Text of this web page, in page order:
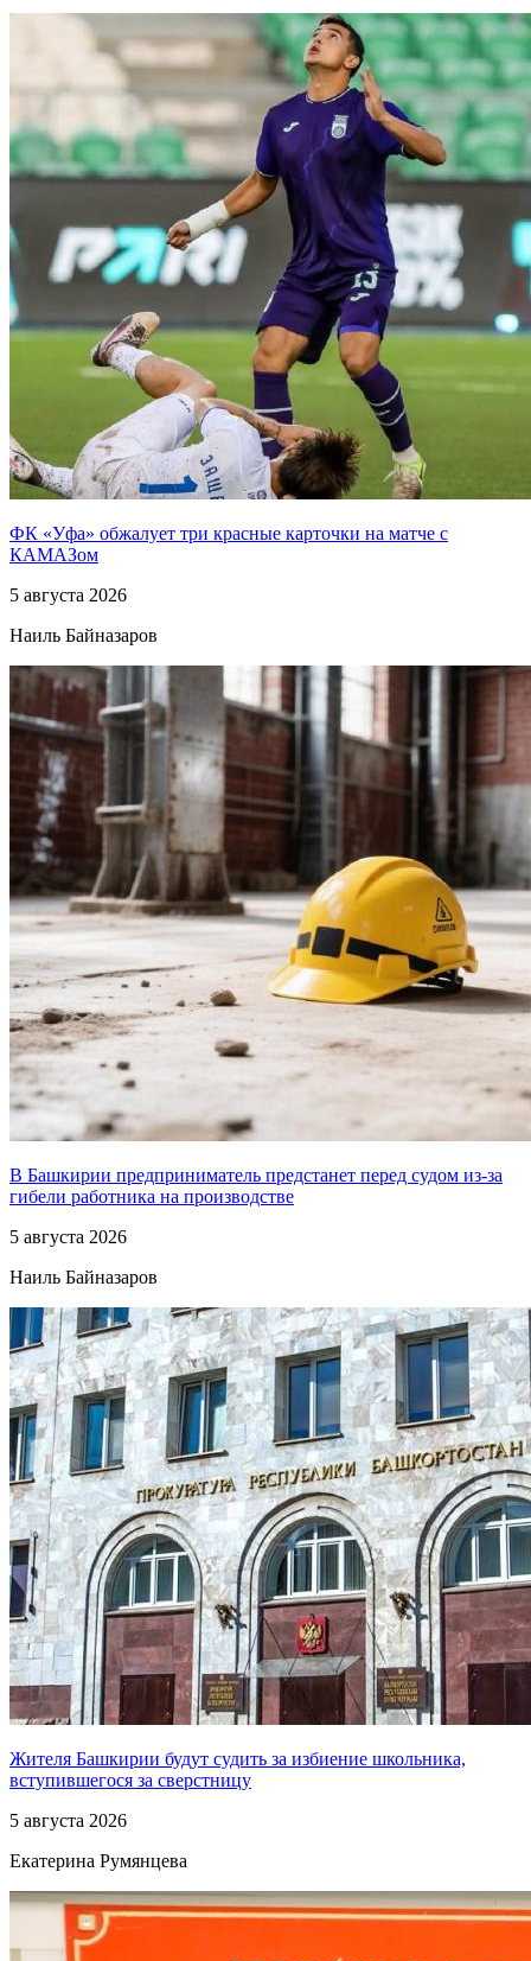
ФК «Уфа» обжалует три красные карточки на матче с
КАМАЗом
5 августа 2026
Наиль Байназаров
В Башкирии предприниматель предстанет перед судом из-за
гибели работника на производстве
5 августа 2026
Наиль Байназаров
Жителя Башкирии будут судить за избиение школьника,
вступившегося за сверстницу
5 августа 2026
Екатерина Румянцева